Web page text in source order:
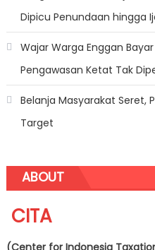
Dipicu Penundaan hingga
Wajar Warga Enggan
Pengawasan Ketat Tak
Belanja Masyarakat Seret,
Target
ABOUT
CITA
(Center for Indonesia